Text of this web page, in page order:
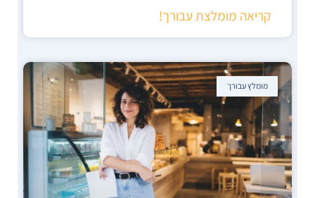
קריאה מומלצת עבורך!
מומלץ עבורך